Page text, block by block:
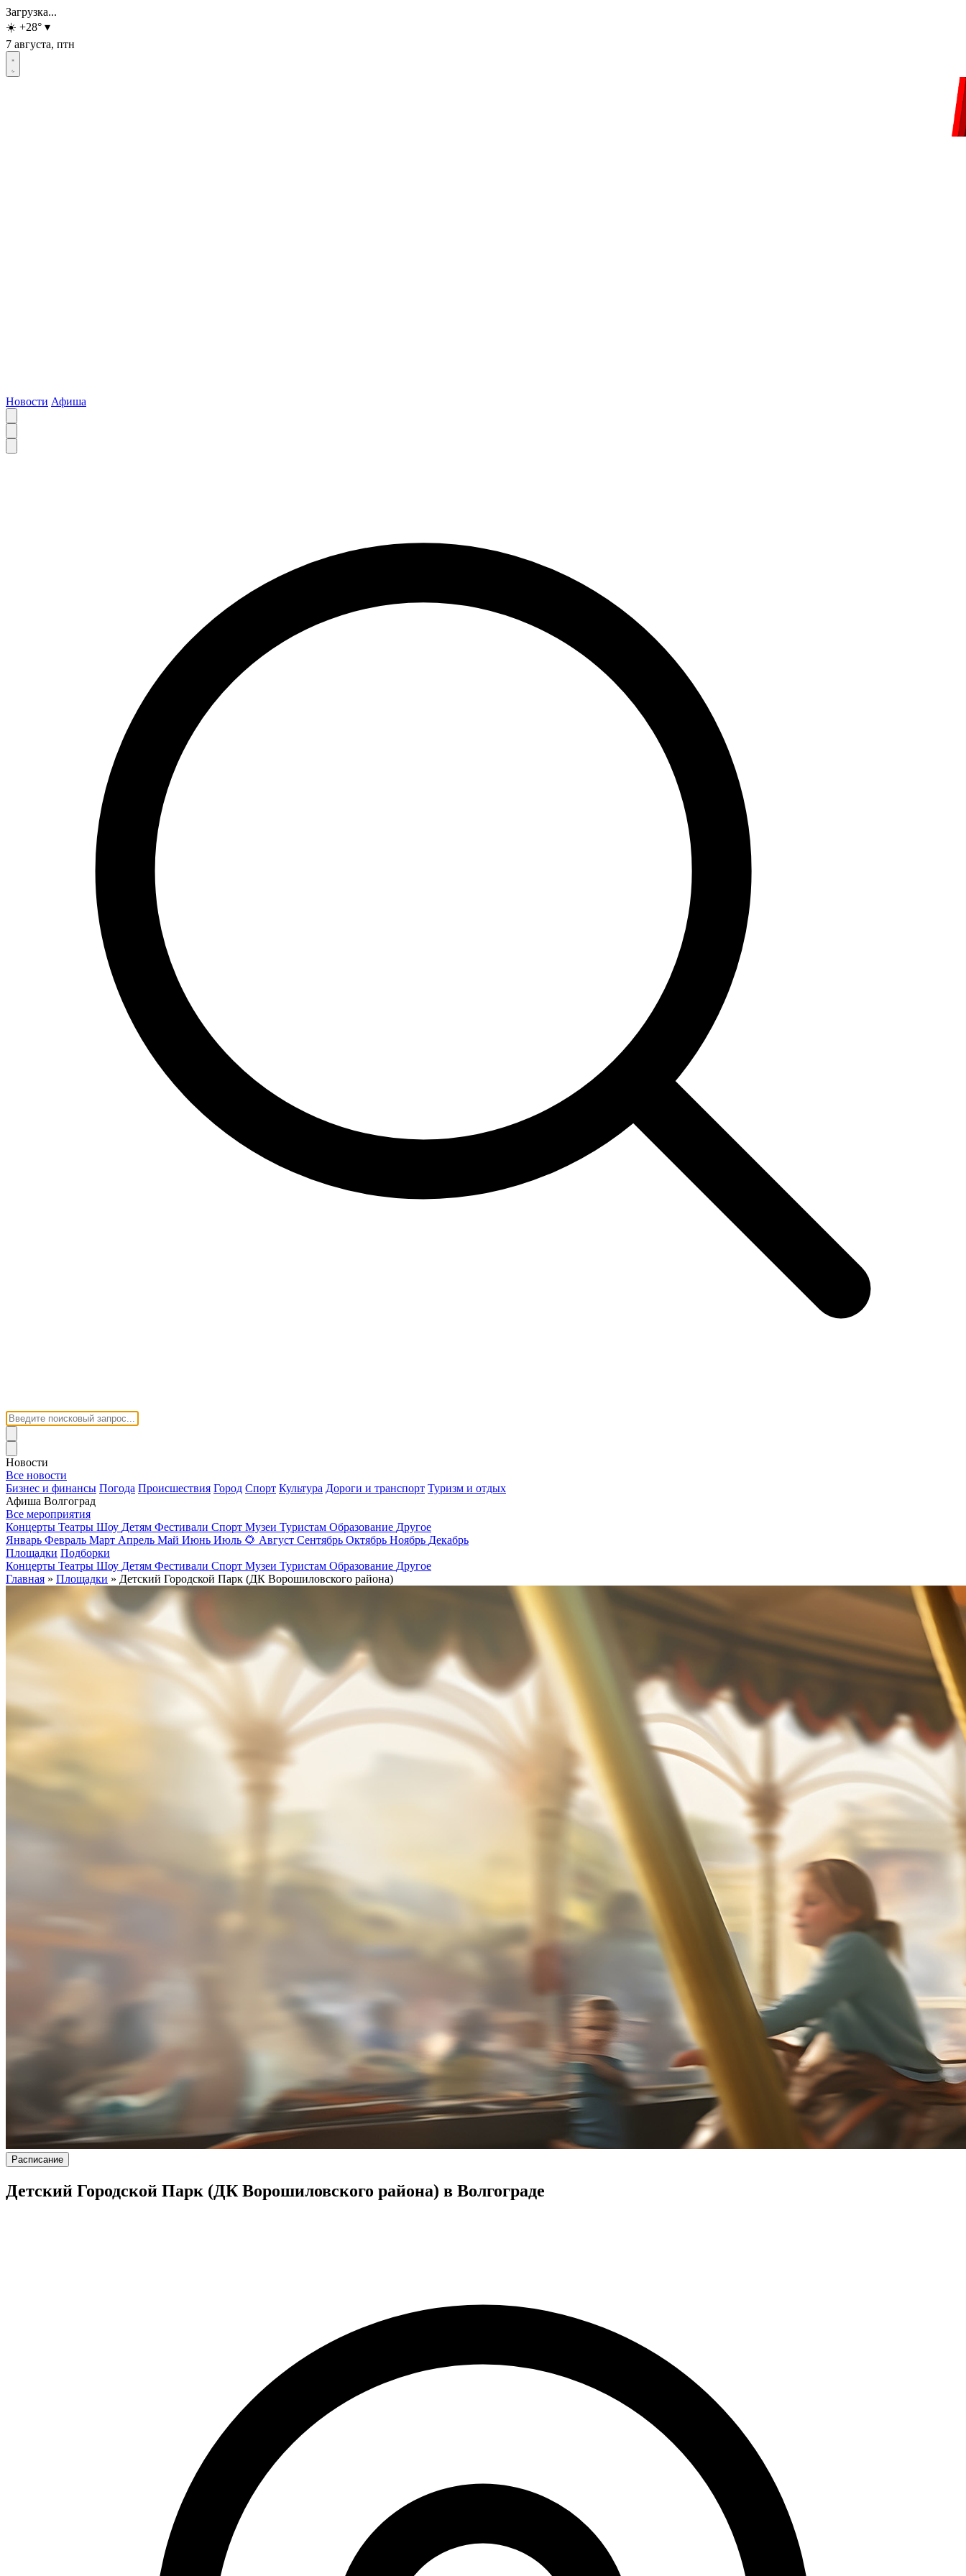
Загрузка...
☀️ +28° ▾
7 августа, птн
Новости Афиша
Новости
Все новости
Бизнес и финансы Погода Происшествия Город Спорт Культура Дороги и транспорт Туризм и отдых
Афиша Волгоград
Все мероприятия
Концерты Театры Шоу Детям Фестивали Спорт Музеи Туристам Образование Другое
Январь Февраль Март Апрель Май Июнь Июль 🌻 Август Сентябрь Октябрь Ноябрь Декабрь
Площадки Подборки
Концерты Театры Шоу Детям Фестивали Спорт Музеи Туристам Образование Другое
Главная » Площадки » Детский Городской Парк (ДК Ворошиловского района)
Расписание
Детский Городской Парк (ДК Ворошиловского района) в Волгограде